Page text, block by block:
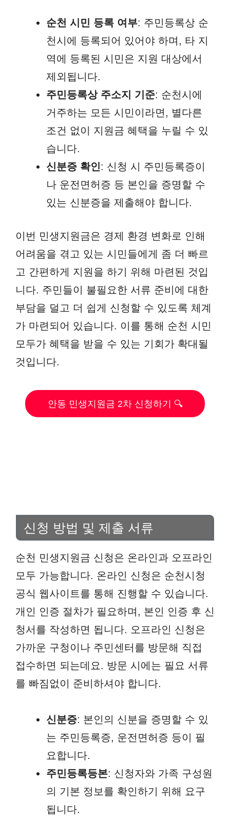
순천 시민 등록 여부: 주민등록상 순
천시에 등록되어 있어야 하며, 타 지
역에 등록된 시민은 지원 대상에서
제외됩니다.
주민등록상 주소지 기준: 순천시에
거주하는 모든 시민이라면, 별다른
조건 없이 지원금 혜택을 누릴 수 있
습니다.
신분증 확인: 신청 시 주민등록증이
나 운전면허증 등 본인을 증명할 수
있는 신분증을 제출해야 합니다.
이번 민생지원금은 경제 환경 변화로 인해
어려움을 겪고 있는 시민들에게 좀 더 빠르
고 간편하게 지원을 하기 위해 마련된 것입
니다. 주민들이 불필요한 서류 준비에 대한
부담을 덜고 더 쉽게 신청할 수 있도록 체계
가 마련되어 있습니다. 이를 통해 순천 시민
모두가 혜택을 받을 수 있는 기회가 확대될
것입니다.
안동 민생지원금 2차 신청하기 🔍
신청 방법 및 제출 서류
순천 민생지원금 신청은 온라인과 오프라인
모두 가능합니다. 온라인 신청은 순천시청
공식 웹사이트를 통해 진행할 수 있습니다.
개인 인증 절차가 필요하며, 본인 인증 후 신
청서를 작성하면 됩니다. 오프라인 신청은
가까운 구청이나 주민센터를 방문해 직접
접수하면 되는데요. 방문 시에는 필요 서류
를 빠짐없이 준비하셔야 합니다.
신분증: 본인의 신분을 증명할 수 있
는 주민등록증, 운전면허증 등이 필
요합니다.
주민등록등본: 신청자와 가족 구성원
의 기본 정보를 확인하기 위해 요구
됩니다.